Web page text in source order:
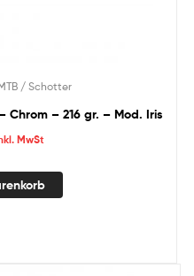
/ Schotter
– 216 gr. – Mod. Iris
MwSt